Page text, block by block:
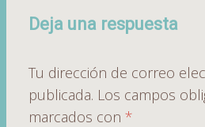
Deja una respuesta
Tu dirección de correo
publicada. Los campos
marcados con *